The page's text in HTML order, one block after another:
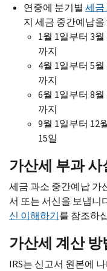
연중에 분기별 세금
지 세금 중간예납을
1월 1일부터 3
까지
4월 1일부터 5
까지
6월 1일부터 8
까지
9월 1일부터 12
15일
가산세 부과
세금 과소 중간예납 가
서 또는 서신을 보냅니
신 이해하기를 참조하
가산세 계산 방
IRS는 신고서 원본에